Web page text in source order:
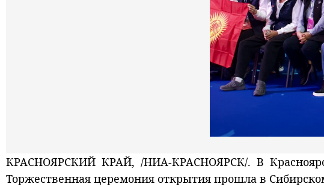
КРАСНОЯРСКИЙ КРАЙ, /НИА-КРАСНОЯРСК/. В
Торжественная церемония открытия прошла в